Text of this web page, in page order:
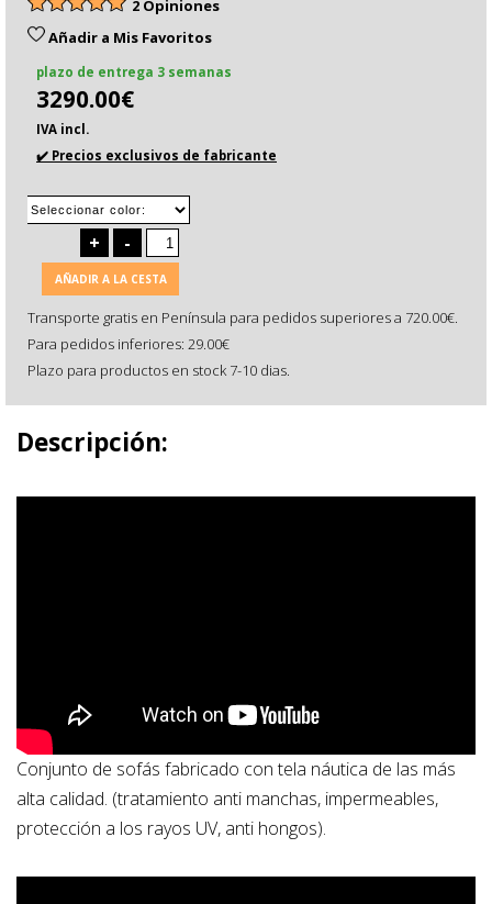
2 Opiniones
Añadir a Mis Favoritos
plazo de entrega 3 semanas
3290.00€
IVA incl.
✔️ Precios exclusivos de fabricante
+ -
AÑADIR A LA CESTA
Transporte gratis en Península para pedidos superiores a 720.00€.
Para pedidos inferiores: 29.00€
Plazo para productos en stock 7-10 dias.
Descripción:
Conjunto de sofás fabricado con tela náutica de las más
alta calidad. (tratamiento anti manchas, impermeables,
protección a los rayos UV, anti hongos).